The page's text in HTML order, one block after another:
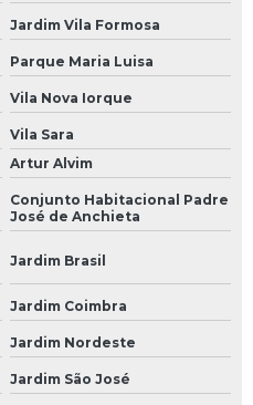
Jardim Vila Formosa
Parque Maria Luisa
Vila Nova Iorque
Vila Sara
Artur Alvim
Conjunto Habitacional Padre
José de Anchieta
Jardim Brasil
Jardim Coimbra
Jardim Nordeste
Jardim São José